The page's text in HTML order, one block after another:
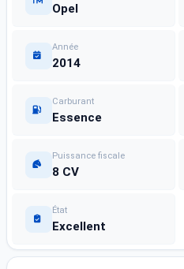
Opel
Année
2014
Carburant
Essence
Puissance fiscale
8 CV
État
Excellent